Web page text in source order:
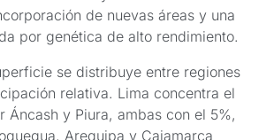
de nuevas áreas y una
por genética de alto rendimiento.
se distribuye entre regiones
relativa. Lima concentra el
Áncash y Piura, ambas con el 5%,
Arequipa y Cajamarca